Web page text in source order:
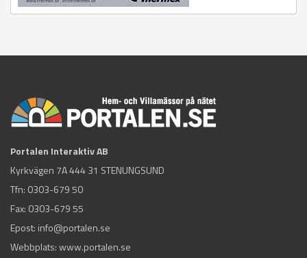
Portalen Interaktiv AB
Kyrkvägen 7A 444 31 STENUNGSUND
Tfn: 0303-679 50
Fax: 0303-679 55
Epost: info@portalen.se
Webbplats: www.portalen.se